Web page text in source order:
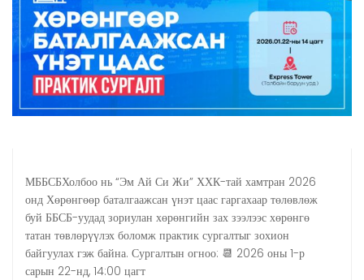
МББСБХолбоо нь “Эм Ай Си Жи” ХХК-тай хамтран 2026
онд Хөрөнгөөр баталгаажсан үнэт цаас гаргахаар төлөвлөж
буй ББСБ-уудад зориулан хөрөнгийн зах зээлээс хөрөнгө
татан төвлөрүүлэх боломж практик сургалтыг зохион
байгуулах гэж байна. Сургалтын огноо: 📆 2026 оны 1-р
сарын 22-нд, 14:00 цагт